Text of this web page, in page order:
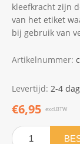
kleefkracht zijn
van het etiket
bij gebruik van
Artikelnummer:
Levertijd: 2-4
€6,95 excl.BTW